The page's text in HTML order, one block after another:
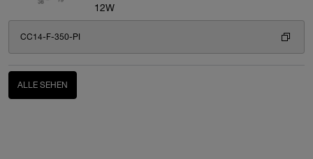
12W
CC14-F-350-PI
ALLE SEHEN